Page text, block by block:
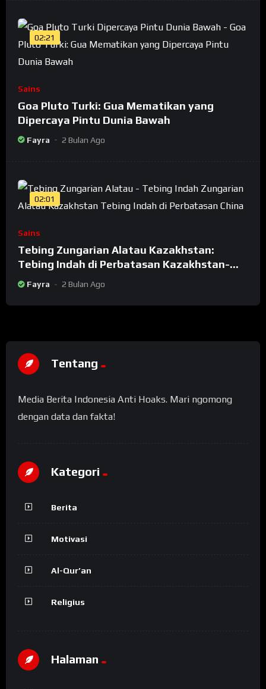
02:21
Sains
Goa Pluto Turki: Gua Mematikan yang
Dipercaya Pintu Dunia Bawah
Fayra 2 Bulan Ago
02:01
Sains
Tebing Zungarian Alatau Kazakhstan:
Tebing Indah di Perbatasan Kazakhstan-
China
Fayra 2 Bulan Ago
Tentang
Media Berita Indonesia Anti Hoaks. Mari ngomong
dengan data dan fakta!
Kategori
Berita
Motivasi
Al-Qur’an
Religius
Halaman